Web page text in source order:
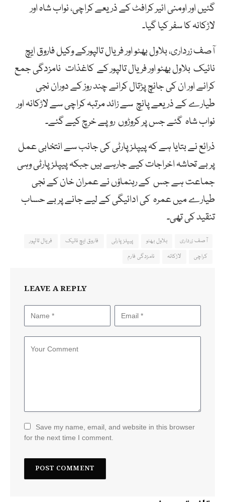
گئیں اور اومنی ائیر کرافٹ کے ذریعے کراچی، نواب شاہ اور
لاڑکانہ کا سفر کیا گیا۔
آصف زرداری، بلاول بھٹو اور فریال تالپورکے وکیل فاروق ایچ
نائیک بلاول بھٹو اور فریال تالپور کے کاغذات نامزدگی جمع
کرانے اور ان کی جانچ پڑتال کرانے چند روز کے دوران نجی
طیارے کے ذریعے پانچ سے زائد مرتبہ کراچی سے لاڑکانہ اور
نواب شاہ گئے جس پر کروڑوں روپے خرچ کیے گئے۔
ذرائع نے بتایا ہے کہ پیپلزپارٹی کی جانب سے انتخابی عمل
پر بے تحاشہ اخراجات کیے جارہے ہیں جبکہ پیپلزپارٹی وہی
جماعت ہے جس کے رہنماؤں نے عمران خان کے نجی
طیارے میں عمرہ کی ادائیگی کے لیے جانے پر بے حساب
تنقید کی تھی۔
آصف زرداری بلاول بھٹو پیپلزپارٹی فاروق ایچ نائیک
فریال تالپور
کراچی
لاڑکانہ نامزدگی فارم
LEAVE A REPLY
Save my name, email, and website in this browser
for the next time I comment.